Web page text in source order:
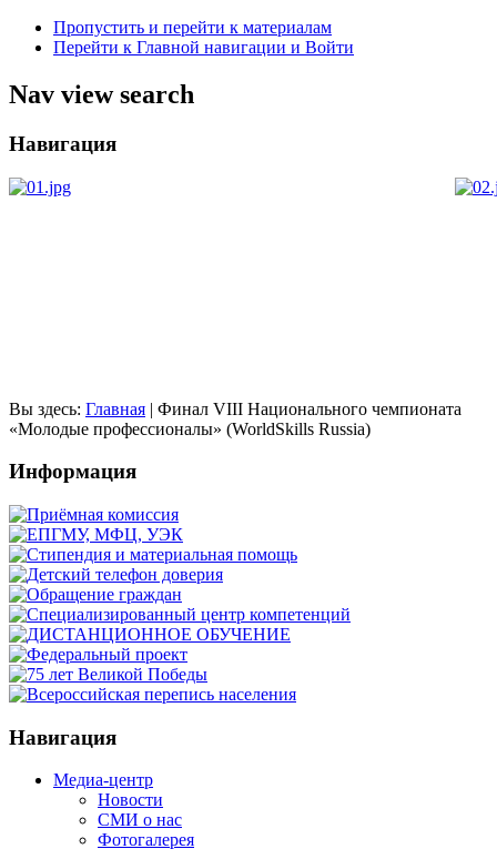
Пропустить и перейти к материалам
Перейти к Главной навигации и Войти
Nav view search
Навигация
Вы здесь: Главная | Финал VIII Национального чемпионата
«Молодые профессионалы» (WorldSkills Russia)
Информация
Навигация
Медиа-центр
Новости
СМИ о нас
Фотогалерея